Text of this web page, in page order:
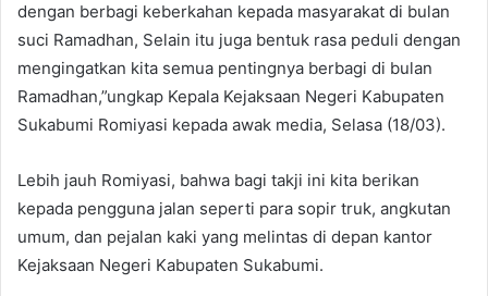
dengan berbagi keberkahan kepada masyarakat di bulan
suci Ramadhan, Selain itu juga bentuk rasa peduli dengan
mengingatkan kita semua pentingnya berbagi di bulan
Ramadhan,”ungkap Kepala Kejaksaan Negeri Kabupaten
Sukabumi Romiyasi kepada awak media, Selasa (18/03).
Lebih jauh Romiyasi, bahwa bagi takji ini kita berikan
kepada pengguna jalan seperti para sopir truk, angkutan
umum, dan pejalan kaki yang melintas di depan kantor
Kejaksaan Negeri Kabupaten Sukabumi.